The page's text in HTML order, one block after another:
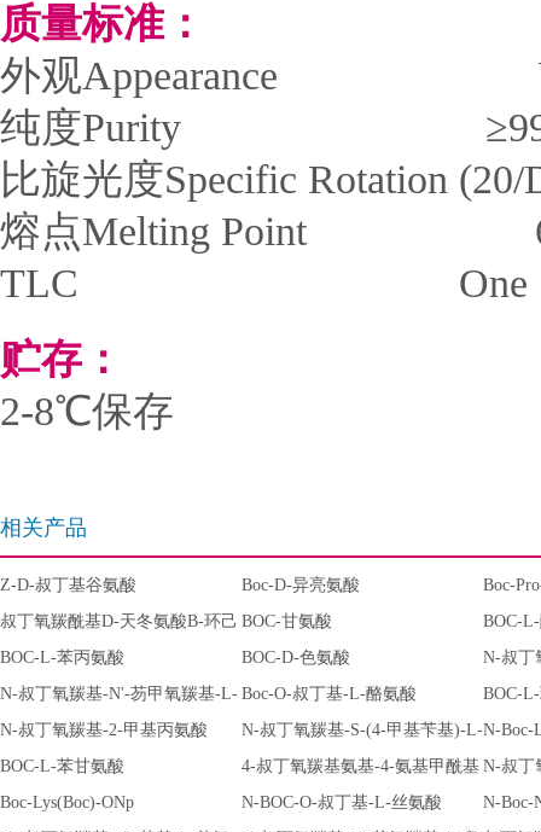
质量标准：
外观Appearance
纯度Purity
比旋光度Specific Rotation
熔点Melting Point
TLC One
贮存：
2-8℃保存
相关产品
Z-D-叔丁基谷氨酸 Boc-D-异亮氨酸
Boc-
叔丁氧羰酰基D-天冬氨酸Β-环己
酯
BOC-甘氨酸
BOC-
BOC-L-苯丙氨酸
BOC-D-色氨酸
N-叔丁
基)-L-
N-叔丁氧羰基-N'-芴甲氧羰基-L-
鸟氨酸
Boc-O-叔丁基-L-酪氨酸
BOC-
N-叔丁氧羰基-2-甲基丙氨酸
N-叔丁氧羰基-S-(4-甲基苄基)-L-
半胱氨酸
N-Boc-
BOC-L-苯甘氨酸
4-叔丁氧羰基氨基-4-氨基甲酰基
丁酸
N-叔丁
苯磺酰
Boc-Lys(Boc)-ONp N-BOC-O-叔丁基-L-丝氨酸
N-Boc-